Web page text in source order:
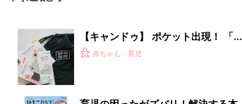
【キャンドゥ】 ポケット出現！ 「収
納性ゼロ」バッグが、まさかの理想的
赤ちゃん・育児